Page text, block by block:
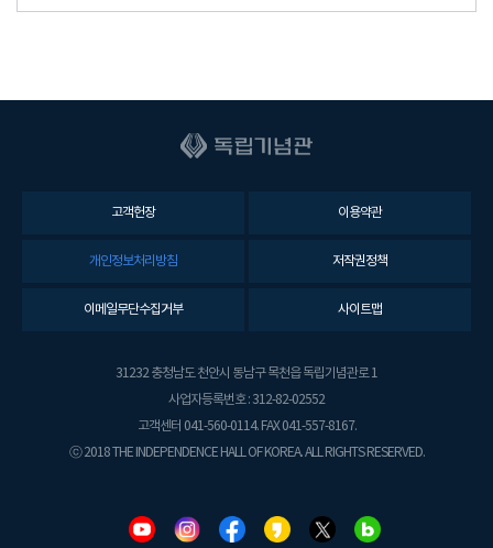
고객헌장 이용약관
개인정보처리방침 저작권정책
이메일무단수집거부 사이트맵
31232 충청남도 천안시 동남구 목천읍 독립기념관로 1
사업자등록번호 : 312-82-02552
고객센터 041-560-0114. FAX 041-557-8167.
ⓒ 2018 THE INDEPENDENCE HALL OF KOREA. ALL RIGHTS RESERVED.